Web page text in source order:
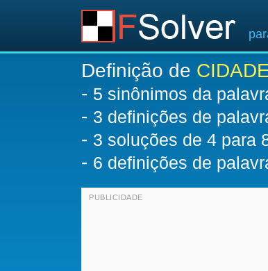
Definição de
- 5 sinônimos da
- 3 definições de
- 3 soluções de 4 para
- 6 definições de